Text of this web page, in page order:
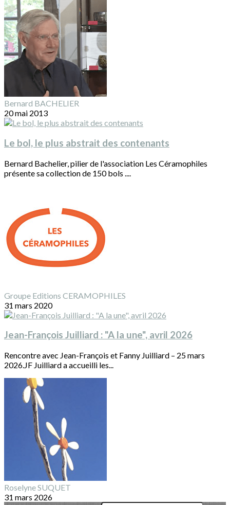
Bernard BACHELIER
20 mai 2013
Le bol, le plus abstrait des contenants
Bernard Bachelier, pilier de l'association Les Céramophiles
présente sa collection de 150 bols ....
Groupe Editions CERAMOPHILES
31 mars 2020
Jean-François Juilliard : "A la une", avril 2026
Rencontre avec Jean-François et Fanny Juilliard – 25 mars
2026.JF Juilliard a accueilli les...
Roselyne SUQUET
31 mars 2026